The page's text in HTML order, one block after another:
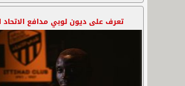
تعرف على ديون لوبي مدافع الاتحاد